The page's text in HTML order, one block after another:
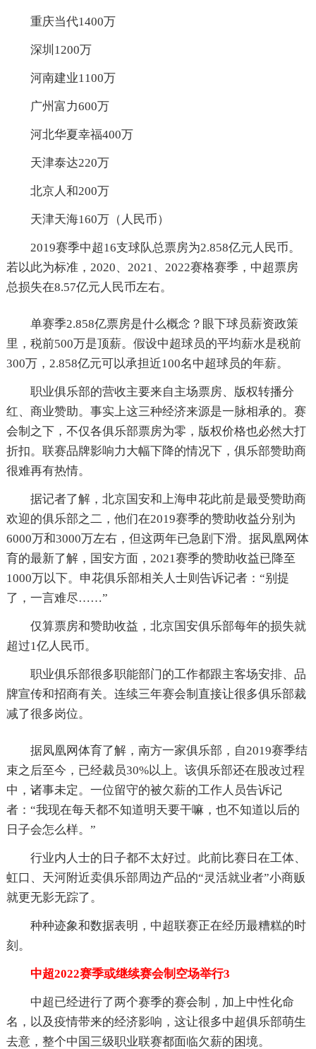
重庆当代1400万
深圳1200万
河南建业1100万
广州富力600万
河北华夏幸福400万
天津泰达220万
北京人和200万
天津天海160万（人民币）
2019赛季中超16支球队总票房为2.858亿元人民币。
若以此为标准，2020、2021、2022赛格赛季，中超票房
总损失在8.57亿元人民币左右。
单赛季2.858亿票房是什么概念？眼下球员薪资政策
里，税前500万是顶薪。假设中超球员的平均薪水是税前
300万，2.858亿元可以承担近100名中超球员的年薪。
职业俱乐部的营收主要来自主场票房、版权转播分
红、商业赞助。事实上这三种经济来源是一脉相承的。赛
会制之下，不仅各俱乐部票房为零，版权价格也必然大打
折扣。联赛品牌影响力大幅下降的情况下，俱乐部赞助商
很难再有热情。
据记者了解，北京国安和上海申花此前是最受赞助商
欢迎的俱乐部之二，他们在2019赛季的赞助收益分别为
6000万和3000万左右，但这两年已急剧下滑。据凤凰网体
育的最新了解，国安方面，2021赛季的赞助收益已降至
1000万以下。申花俱乐部相关人士则告诉记者：“别提
了，一言难尽……”
仅算票房和赞助收益，北京国安俱乐部每年的损失就
超过1亿人民币。
职业俱乐部很多职能部门的工作都跟主客场安排、品
牌宣传和招商有关。连续三年赛会制直接让很多俱乐部裁
减了很多岗位。
据凤凰网体育了解，南方一家俱乐部，自2019赛季结
束之后至今，已经裁员30%以上。该俱乐部还在股改过程
中，诸事未定。一位留守的被欠薪的工作人员告诉记
者：“我现在每天都不知道明天要干嘛，也不知道以后的
日子会怎么样。”
行业内人士的日子都不太好过。此前比赛日在工体、
虹口、天河附近卖俱乐部周边产品的“灵活就业者”小商贩
就更无影无踪了。
种种迹象和数据表明，中超联赛正在经历最糟糕的时
刻。
中超2022赛季或继续赛会制空场举行3
中超已经进行了两个赛季的赛会制，加上中性化命
名，以及疫情带来的经济影响，这让很多中超俱乐部萌生
去意，整个中国三级职业联赛都面临欠薪的困境。